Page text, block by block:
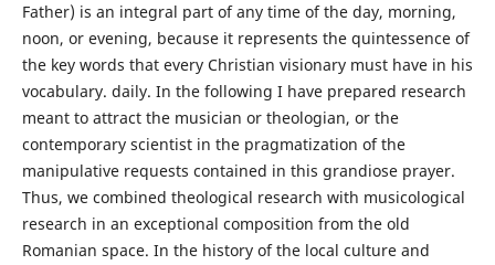
Father) is an integral part of any time of the day, morning,
noon, or evening, because it represents the quintessence of
the key words that every Christian visionary must have in his
vocabulary. daily. In the following I have prepared research
meant to attract the musician or theologian, or the
contemporary scientist in the pragmatization of the
manipulative requests contained in this grandiose prayer.
Thus, we combined theological research with musicological
research in an exceptional composition from the old
Romanian space. In the history of the local culture and